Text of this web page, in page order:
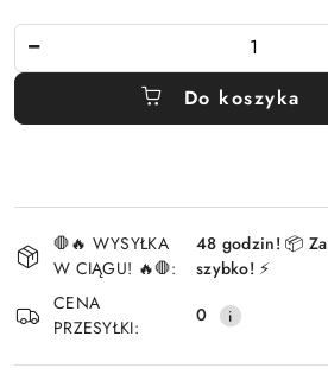
Do koszyka
Wyślij
Dostępność
i
dostawa
🛑🔥 WYSYŁKA
W CIĄGU! 🔥🛑:
48 godzin! 📦
szybko! ⚡
CENA
PRZESYŁKI:
0